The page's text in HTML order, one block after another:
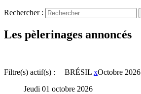
Rechercher :
Les pèlerinages annoncés
Filtre(s) actif(s) : BRÉSIL xOctobre 2026
Jeudi 01 octobre 2026